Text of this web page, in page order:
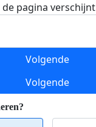
de pagina verschijnt
Volgende
Volgende